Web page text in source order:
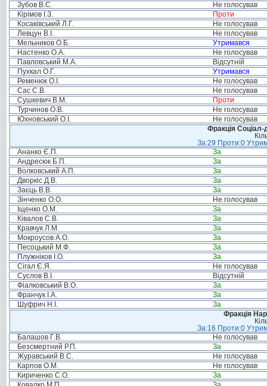
Зубов В.С.
Не голосував
Кірімов І.З.
Проти
Косаківський Л.Г.
Не голосував
Левцун В.І.
Не голосував
Мельников О.Б.
Утримався
Настенко О.А.
Не голосував
Павловський М.А.
Відсутній
Пухкал О.Г.
Утримався
Ременюк О.І.
Не голосував
Сас С.В.
Не голосував
Сушкевич В.М.
Проти
Турчинов О.В.
Не голосував
Юхновський О.І.
Не голосував
Фракція Соціал-
За:29 Проти:0
Ананко Є.П.
За
Андресюк Б.П.
За
Волковський А.П.
За
Дворкіс Д.В.
За
Заєць В.В.
За
Зінченко О.О.
Не голосував
Іщенко О.М.
За
Ківалов С.В.
За
Кравчук Л.М.
За
Мокроусов А.О.
За
Песоцький М.Ф.
За
Плужніков І.О.
За
Сігал Є.Я.
Не голосував
Суслов В.І.
Відсутній
Фіалковський В.О.
За
Франчук І.А.
За
Шуфрич Н.І.
За
Фракція
За:16 Проти:0
Балашов Г.В.
Не голосував
Безсмертний Р.П.
За
Журавський В.С.
Не голосував
Карпов О.М.
Не голосував
Кириченко С.О.
За